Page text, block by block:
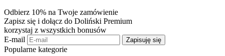
Odbierz 10% na Twoje zamówienie
Zapisz się i dołącz do Doliński Premium
korzystaj z wszystkich bonusów
E-mail
Zapisuję się
Popularne kategorie